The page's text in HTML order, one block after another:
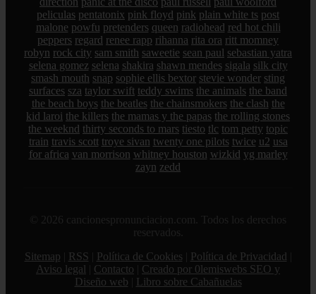
peliculas pentatonix pink floyd pink plain white ts post
malone powfu pretenders queen radiohead red hot chili
peppers regard renee rapp rihanna rita ora ritt momney
robyn rock city sam smith saweetie sean paul sebastian yatra
selena gomez selena shakira shawn mendes sigala silk city
smash mouth snap sophie ellis bextor stevie wonder sting
surfaces sza taylor swift teddy swims the animals the band
the beach boys the beatles the chainsmokers the clash the
kid laroi the killers the mamas y the papas the rolling stones
the weeknd thirty seconds to mars tiesto tlc tom petty topic
train travis scott troye sivan twenty one pilots twice u2 usa
for africa van morrison whitney houston wizkid yg marley
zayn zedd
© 2026 cancionespronunciacion.com. Todos los derechos
reservados.
Sitemap
RSS Política de Cookies Política de Privacidad
Aviso legal
Contacto
Creado por 0lemiswebs SEO y
Diseño web
Libro sobre Cabañuelas